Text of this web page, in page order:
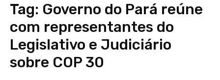
Tag: Governo do Pará reúne
com representantes do
Legislativo e Judiciário
sobre COP 30